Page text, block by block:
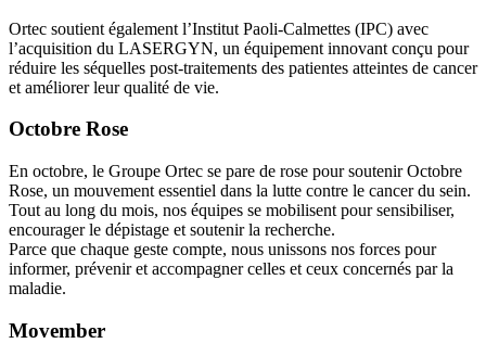
Ortec soutient également l’Institut Paoli-Calmettes (IPC) avec
l’acquisition du LASERGYN, un équipement innovant conçu pour
réduire les séquelles post-traitements des patientes atteintes de cancer
et améliorer leur qualité de vie.
Octobre Rose
En octobre, le Groupe Ortec se pare de rose pour soutenir Octobre
Rose, un mouvement essentiel dans la lutte contre le cancer du sein.
Tout au long du mois, nos équipes se mobilisent pour sensibiliser,
encourager le dépistage et soutenir la recherche.
Parce que chaque geste compte, nous unissons nos forces pour
informer, prévenir et accompagner celles et ceux concernés par la
maladie.
Movember